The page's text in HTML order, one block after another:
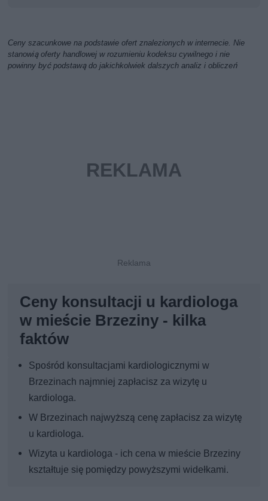
Ceny szacunkowe na podstawie ofert znalezionych w internecie. Nie
stanowią oferty handlowej w rozumieniu kodeksu cywilnego i nie
powinny być podstawą do jakichkolwiek dalszych analiz i obliczeń
Ceny konsultacji u kardiologa
w mieście Brzeziny - kilka
faktów
Spośród konsultacjami kardiologicznymi w
Brzezinach najmniej zapłacisz za wizytę u
kardiologa.
W Brzezinach najwyższą cenę zapłacisz za wizytę
u kardiologa.
Wizyta u kardiologa - ich cena w mieście Brzeziny
kształtuje się pomiędzy powyższymi widełkami.